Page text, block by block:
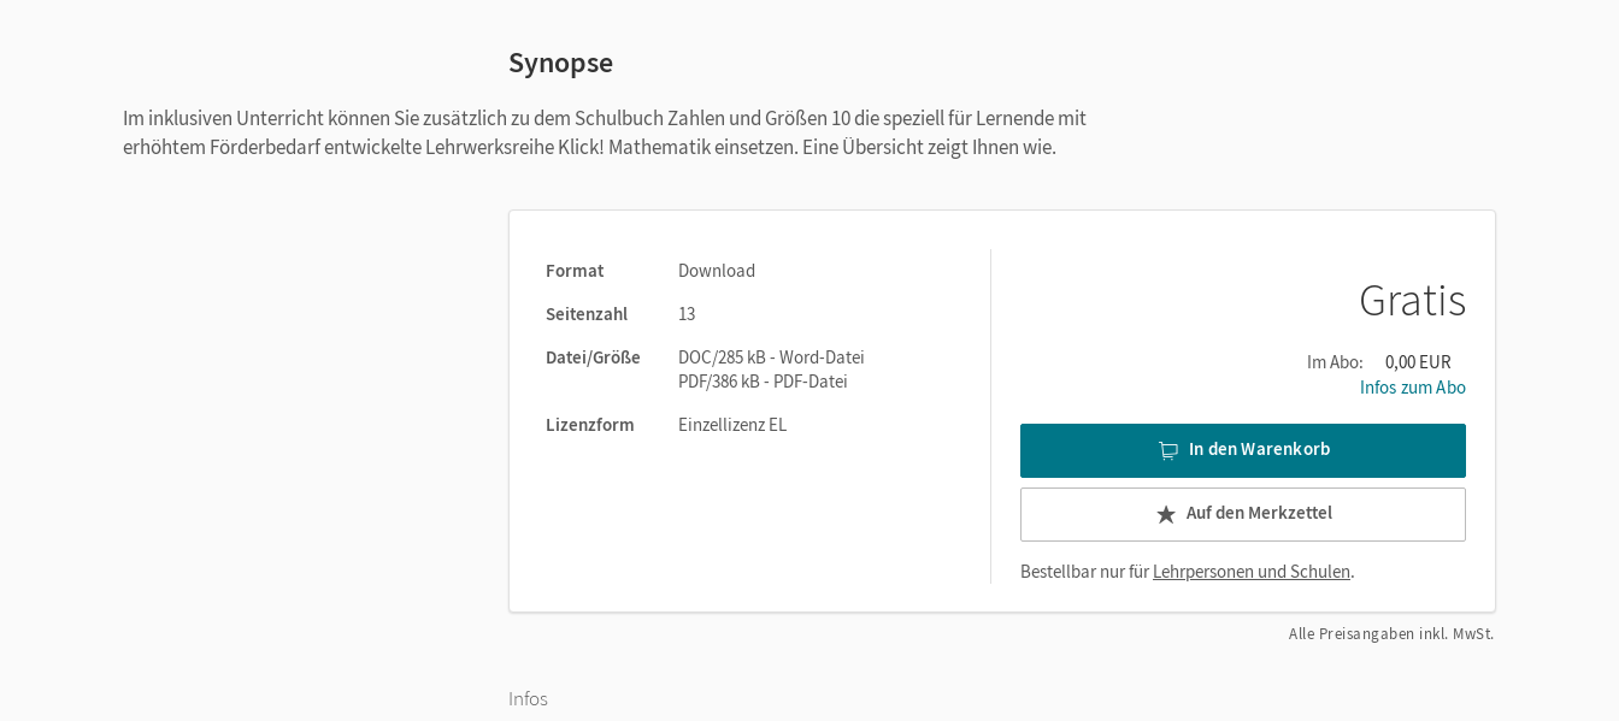
Synopse
Im inklusiven Unterricht können Sie zusätzlich zu dem Schulbuch Zahlen und Größen 10 die speziell für Lernende mit
erhöhtem Förderbedarf entwickelte Lehrwerksreihe Klick! Mathematik einsetzen. Eine Übersicht zeigt Ihnen wie.
Format
Download
Seitenzahl
13
Datei/Größe
DOC/285 kB - Word-Datei
PDF/386 kB - PDF-Datei
Lizenzform
Einzellizenz EL
Gratis
Im Abo:
0,00 EUR
Infos zum Abo
In den Warenkorb
Auf den Merkzettel
Bestellbar nur fürLehrpersonen und Schulen.
Alle Preisangaben inkl. MwSt.
Infos